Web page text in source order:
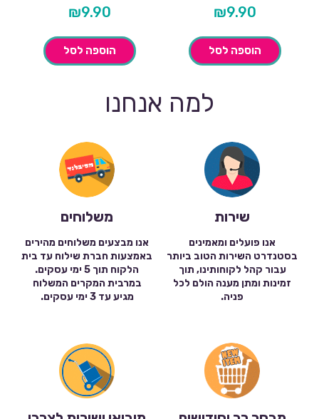
₪9.90
הוספה לסל
₪9.90
הוספה לסל
למה אנחנו
שירות
אנו פועלים ומאמינים
בסטנדרט השירות הטוב ביותר
עבור קהל לקוחותינו, תוך
זמינות ומתן מענה הולם לכל
פניה.
משלוחים
אנו מבצעים משלוחים מהירים
באמצעות חברת שילוח עד בית
הלקוח תוך 5 ימי עסקים.
במרבית המקרים המשלוח
מגיע עד 3 ימי עסקים.